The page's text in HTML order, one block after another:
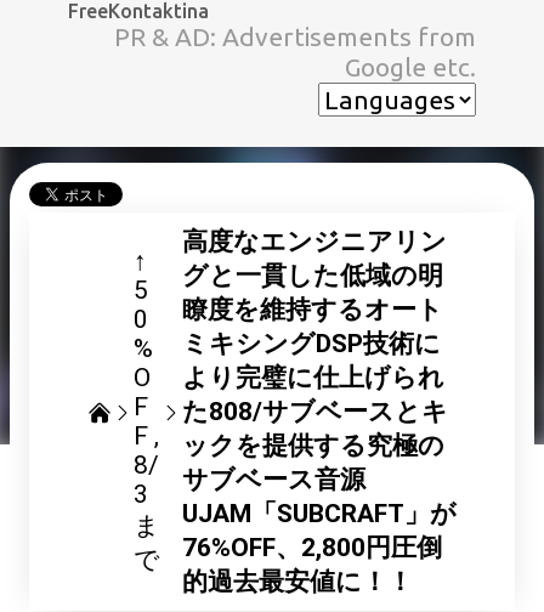
スキップしてメイン コンテンツに移動
FreeKontaktina
PR & AD: Advertisements from
Google etc.
↑
5
0
%
O
F
F
8/
3
ま
で
高度なエンジニアリン
グと一貫した低域の明
瞭度を維持するオート
ミキシングDSP技術に
より完璧に仕上げられ
た808/サブベースとキ
ックを提供する究極の
サブベース音源
UJAM「SUBCRAFT」が
76%OFF、2,800円圧倒
的過去最安値に！！